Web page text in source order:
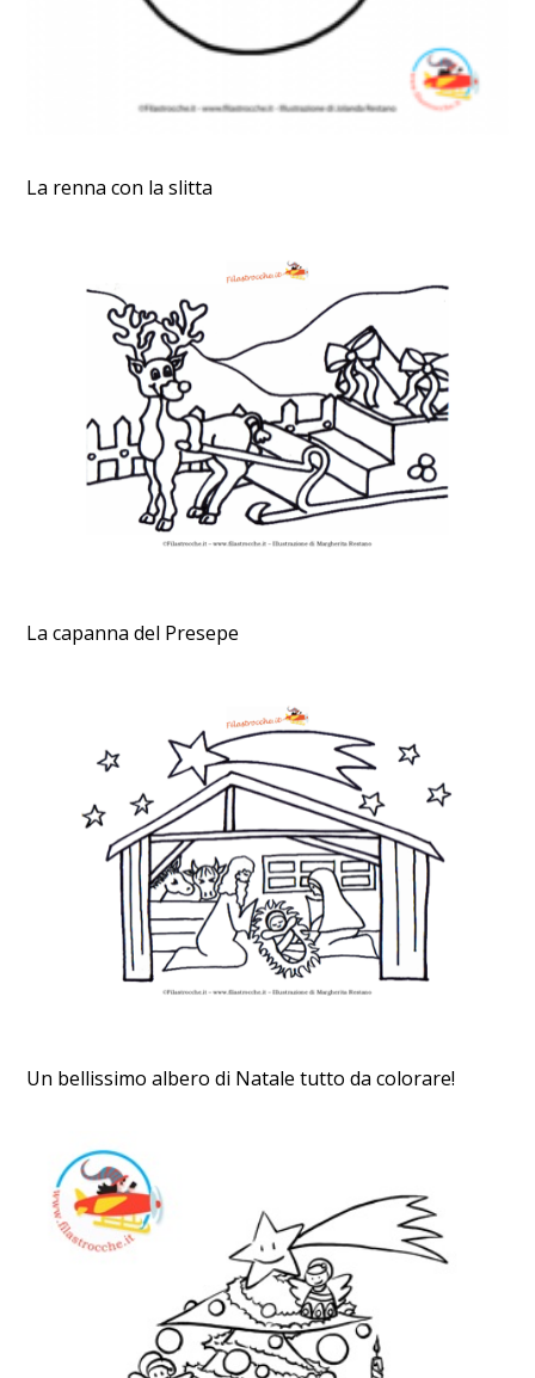
La renna con la slitta
La capanna del Presepe
Un bellissimo albero di Natale tutto da colorare!